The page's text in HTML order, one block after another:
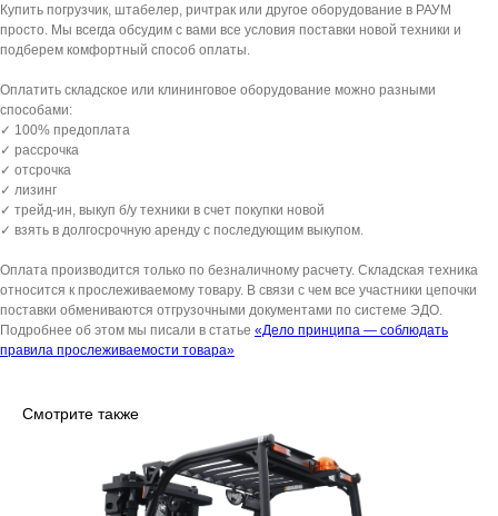
Купить погрузчик, штабелер, ричтрак или другое оборудование в РАУМ
просто. Мы всегда обсудим с вами все условия поставки новой техники и
подберем комфортный способ оплаты.
Оплатить складское или клининговое оборудование можно разными
способами:
✓ 100% предоплата
✓ рассрочка
✓ отсрочка
✓ лизинг
✓ трейд-ин, выкуп б/у техники в счет покупки новой
✓ взять в долгосрочную аренду с последующим выкупом.
Оплата производится только по безналичному расчету. Складская техника
относится к прослеживаемому товару. В связи с чем все участники цепочки
поставки обмениваются отгрузочными документами по системе ЭДО.
Подробнее об этом мы писали в статье «Дело принципа — соблюдать
правила прослеживаемости товара»
Смотрите также